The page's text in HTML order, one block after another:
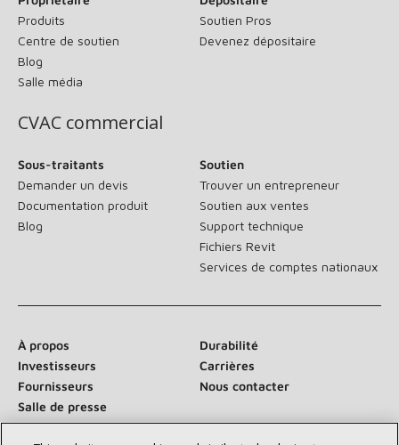
Produits
Centre de soutien
Blog
Salle média
Soutien Pros
Devenez dépositaire
CVAC commercial
Sous-traitants
Demander un devis
Documentation produit
Blog
Soutien
Trouver un entrepreneur
Soutien aux ventes
Support technique
Fichiers Revit
Services de comptes nationaux
À propos
Durabilité
Investisseurs
Carrières
Fournisseurs
Nous contacter
Salle de presse